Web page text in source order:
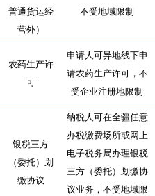
普通货运经
营外）
不受地域限制
农药生产许
可
申请人可异地线下申
请农药生产许可，不
受企业注册地限制
银税三方
（委托）划
缴协议
纳税人可在全疆任意
办税缴费场所或网上
电子税务局办理银税
三方（委托）划缴协
议业务，不受地域限